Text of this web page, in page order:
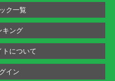
ク一覧
キング
トについて
イン